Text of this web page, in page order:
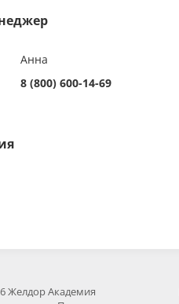
Анна
8 (800) 600-14-69
Желдор Академия